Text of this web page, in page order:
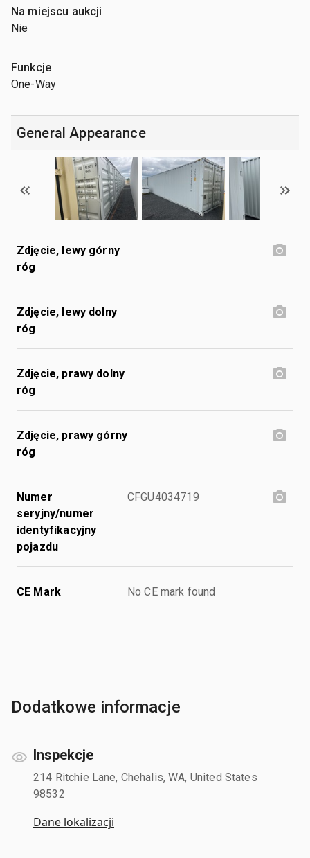
Na miejscu aukcji
Nie
Funkcje
One-Way
General Appearance
Zdjęcie, lewy górny
róg
Zdjęcie, lewy dolny
róg
Zdjęcie, prawy dolny
róg
Zdjęcie, prawy górny
róg
Numer
seryjny/numer
identyfikacyjny
pojazdu
CFGU4034719
CE Mark No CE mark found
Dodatkowe informacje
Inspekcje
214 Ritchie Lane, Chehalis, WA, United States
98532
Dane lokalizacji